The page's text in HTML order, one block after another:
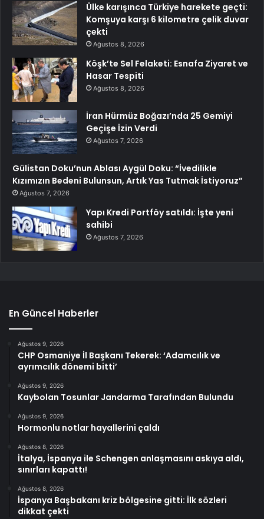
Ülke karışınca Türkiye harekete geçti:
Komşuya karşı 6 kilometre çelik duvar
çekti
Ağustos 8, 2026
Köşk’te Sel Felaketi: Esnafa Ziyaret ve
Hasar Tespiti
Ağustos 8, 2026
İran Hürmüz Boğazı’nda 25 Gemiyi
Geçişe İzin Verdi
Ağustos 7, 2026
Gülistan Doku’nun Ablası Aygül Doku: “İvedilikle
Kızımızın Bedeni Bulunsun, Artık Yas Tutmak İstiyoruz”
Ağustos 7, 2026
Yapı Kredi Portföy satıldı: İşte yeni
sahibi
Ağustos 7, 2026
En Güncel Haberler
Ağustos 9, 2026
CHP Osmaniye İl Başkanı Tekerek: ‘Adamcılık ve
ayrımcılık dönemi bitti’
Ağustos 9, 2026
Kaybolan Tosunlar Jandarma Tarafından Bulundu
Ağustos 9, 2026
Hormonlu notlar hayallerini çaldı
Ağustos 8, 2026
İtalya, İspanya ile Schengen anlaşmasını askıya aldı,
sınırları kapattı!
Ağustos 8, 2026
İspanya Başbakanı kriz bölgesine gitti: İlk sözleri
dikkat çekti